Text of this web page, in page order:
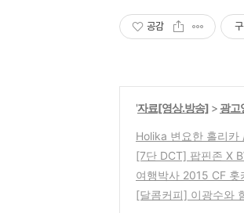
공감
'자료[영상.방송] > 광고
Holika 변요한 홀리카
[7단 DCT] 팝핀존 X
여행박사 2015 CF 홋
[달콤커피] 이광수와